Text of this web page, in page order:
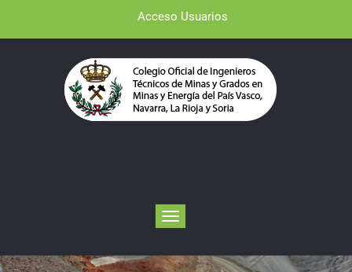
Acceso Usuarios
Toggle navigation